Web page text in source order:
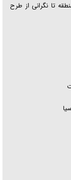
تا نگرانی از طرح